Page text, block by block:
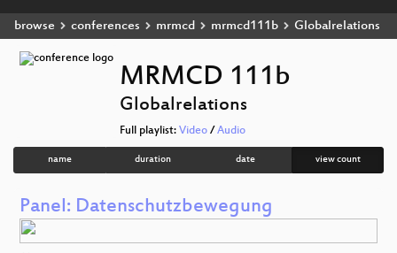
browse conferences mrmcd mrmcd111b Globalrelations
MRMCD 111b
Globalrelations
Full playlist: Video / Audio
name duration date view count
Panel: Datenschutzbewegung